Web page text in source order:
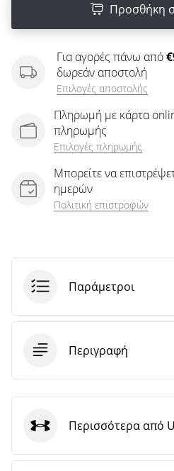
Προσθήκη
Για αγορές πάνω από
δωρεάν αποστολή
Επιλογές αποστολής
Πληρωμή με κάρτα
πληρωμής
Επιλογές πληρωμής
Μπορείτε να
ημερών
Πολιτική επιστροφών
Παράμετροι
Περιγραφή
Under Armour
Περισσότερα από